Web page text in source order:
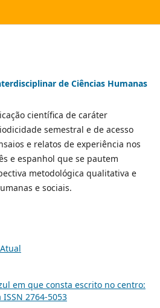
de Ciências Humanas
científica de caráter
semestral e de acesso
e relatos de experiência nos
e espanhol que se pautem
metodológica qualitativa e
e sociais.